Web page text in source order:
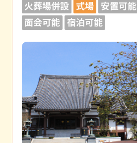
火葬場併設 式場 安置可能
面会可能 宿泊可能